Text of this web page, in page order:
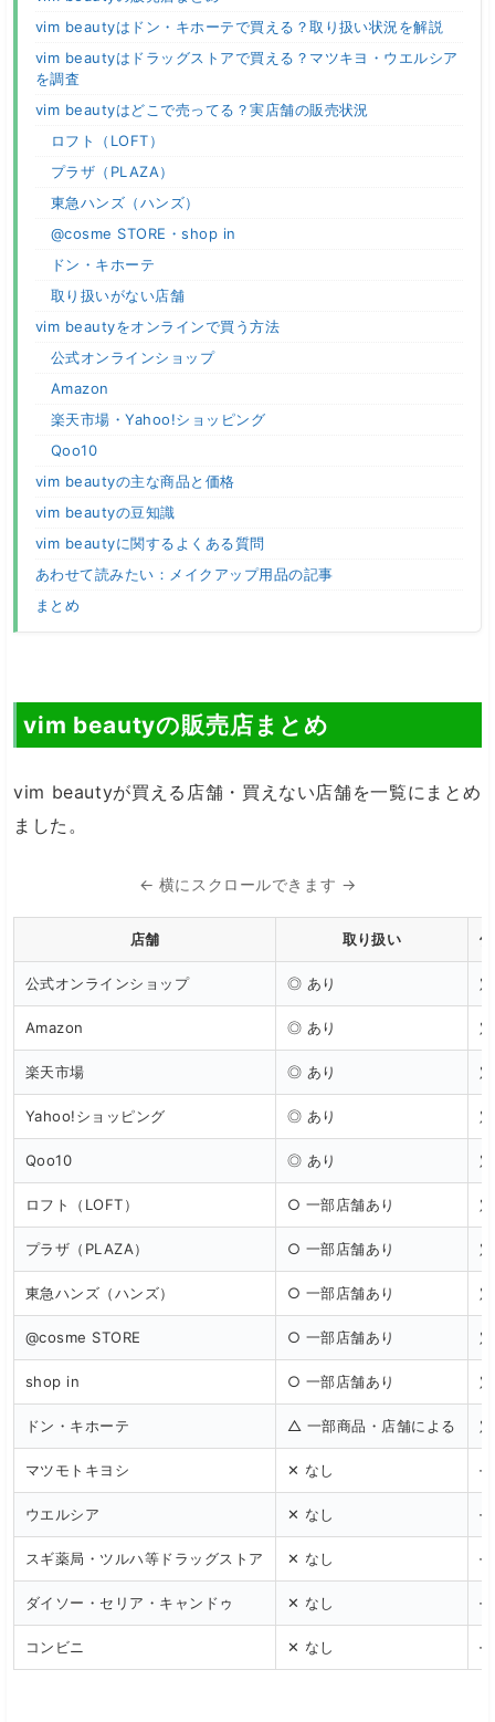
vim beautyはドン・キホーテで買える？取り扱い状況を解説
vim beautyはドラッグストアで買える？マツキヨ・ウエルシア
を調査
vim beautyはどこで売ってる？実店舗の販売状況
ロフト（LOFT）
プラザ（PLAZA）
東急ハンズ（ハンズ）
@cosme STORE・shop in
ドン・キホーテ
取り扱いがない店舗
vim beautyをオンラインで買う方法
公式オンラインショップ
Amazon
楽天市場・Yahoo!ショッピング
Qoo10
vim beautyの主な商品と価格
vim beautyの豆知識
vim beautyに関するよくある質問
あわせて読みたい：メイクアップ用品の記事
まとめ
vim beautyの販売店まとめ
vim beautyが買える店舗・買えない店舗を一覧にまとめ
ました。
← 横にスクロールできます →
店舗 取り扱い
公式オンラインショップ ◎ あり
Amazon ◎ あり
楽天市場 ◎ あり
Yahoo!ショッピング ◎ あり
Qoo10 ◎ あり
ロフト（LOFT） ○ 一部店舗あり
プラザ（PLAZA） ○ 一部店舗あり
東急ハンズ（ハンズ） ○ 一部店舗あり
@cosme STORE ○ 一部店舗あり
shop in ○ 一部店舗あり
ドン・キホーテ △ 一部商品・店舗による
マツモトキヨシ ✕ なし —
ウエルシア ✕ なし —
スギ薬局・ツルハ等ドラッグストア ✕ なし —
ダイソー・セリア・キャンドゥ ✕ なし —
コンビニ ✕ なし —